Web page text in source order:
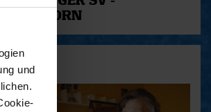
und
PADERBORN